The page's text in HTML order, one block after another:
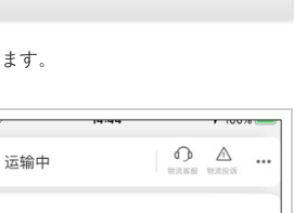
す。